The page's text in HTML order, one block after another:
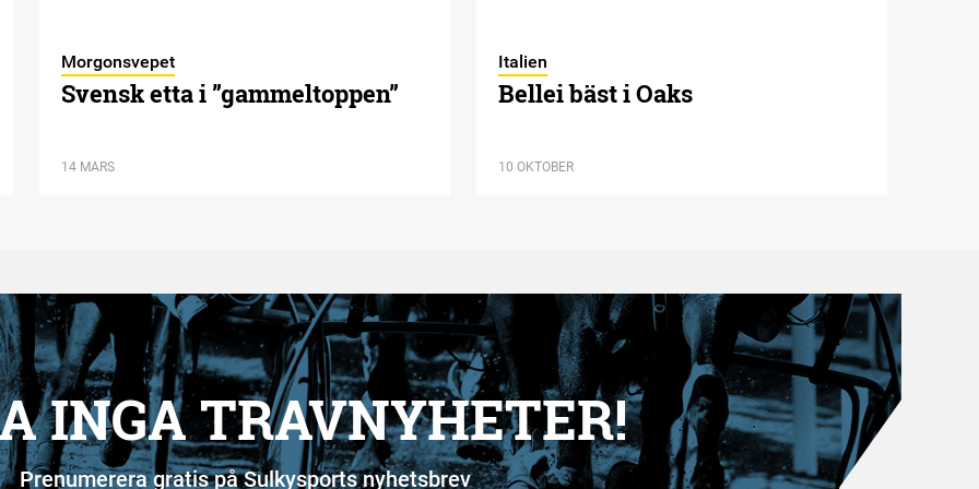
Morgonsvepet
Svensk etta i ”gammeltoppen”
14 MARS
Italien
Bellei bäst i Oaks
10 OKTOBER
INGA TRAVNYHETER!
Prenumerera gratis på Sulkysports nyhetsbrev